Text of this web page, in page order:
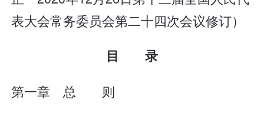
表大会常务委员会第二十四次会议修订）
目 录
第一章 总 则